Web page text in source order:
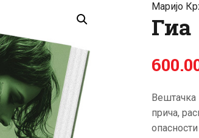
НОВЕ КЊИГЕ
ОТРГНУТО ОД
ЗАБОРАВА
АУТОРИ
Маријо
Гиа
600.
Вештачка
прича,